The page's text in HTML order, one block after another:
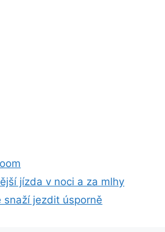
jízda v noci a za mlhy
snaží jezdit úsporně